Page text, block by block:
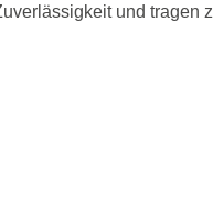
und tragen